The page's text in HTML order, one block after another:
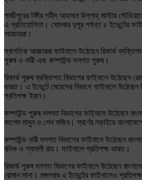
গাজীপুরের টঙ্গীর শহীদ আহসান উল্লাহ্ মাস্টার
এ প্রতিযোগিতা। সোমবার দুপুর পর্যন্ত ৫ ইভেন্টের
আরচাররা।
স্বাগতিক আরচাররা ফাইনালে উঠেছেন রিকার্ভ
পুরুষ ও নারী এবং কম্পাউন্ড দলগত পুরুষ।
রিকার্ভ পুরুষ ব্যক্তিগত বিভাগের ফাইনালে উঠেছেন
ভারত। এ ইভেন্টে মেয়েদের বিভাগে ফাইনালে উঠেছেন
প্রতিপক্ষ ইরান।
কম্পাউন্ড পুরুষ দলগত বিভাগের ফাইনালে উঠেছেন
কাশেম মামুন ও শেখ সজিব। স্বর্ণের লড়াইয়ে
কম্পাউন্ড নারী দলগত বিভাগের ফাইনালে উঠেছেন
বনিক ও শ্যামলী রায়। ফাইনালে প্রতিপক্ষ ভারত।
রিকার্ভ পুরুষ দলগত বিভাগের ফাইনালে উঠেছেন
রোমান সানা। মঙ্গলবার এ ইভেন্টের ফাইনালেও